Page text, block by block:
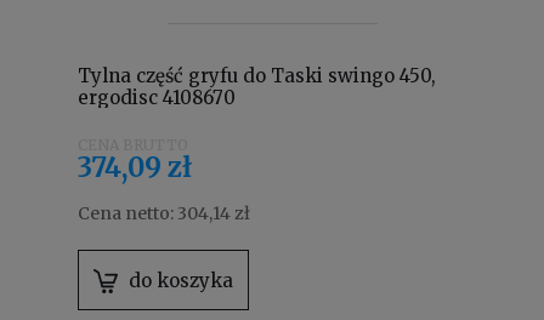
Tylna część gryfu do Taski swingo 450,
ergodisc 4108670
374,09 zł
Cena netto: 304,14 zł
do koszyka